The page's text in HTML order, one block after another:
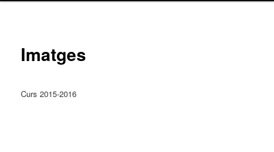
Imatges
Curs 2015-2016